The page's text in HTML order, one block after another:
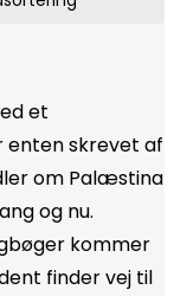
et
enten skrevet af
om Palæstina
og nu.
kommer
finder vej til